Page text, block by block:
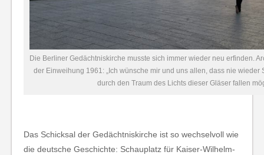
Die Berliner Gedächtniskirche musste sich immer wieder neu erfinden.
der Einweihung 1961: „Ich wünsche mir und uns allen, dass nie wieder
durch den Traum des Lichts dieser Gläser fallen
Das Schicksal der Gedächtniskirche ist so wechselvoll wie
die deutsche Geschichte: Schauplatz für Kaiser-Wilhelm-